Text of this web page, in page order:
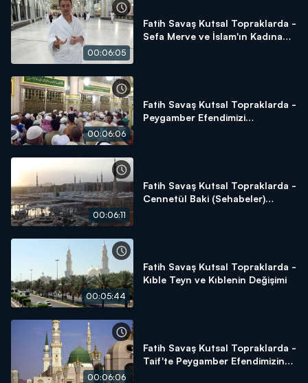
00:06:05
Fatih Savaş Kutsal Topraklarda -
Sefa Merve ve İslam'ın Kadına
00:06:06
Fatih Savaş Kutsal Topraklarda -
Peygamber Efendimizi
00:06:11
Fatih Savaş Kutsal Topraklarda -
Cennetül Baki (Sehabeler)
00:05:44
Fatih Savaş Kutsal Topraklarda -
Kıble Teyn ve Kıblenin Değişimi
00:06:06
Fatih Savaş Kutsal Topraklarda -
Taif'te Peygamber Efendimizin